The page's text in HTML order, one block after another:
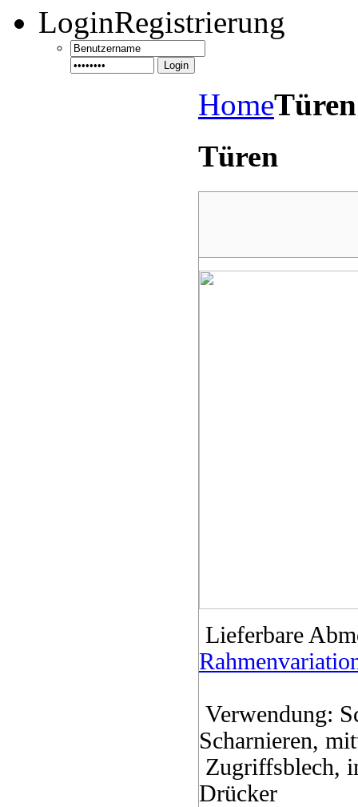
LoginRegistrierung
Login
HomeTüren
Türen
Lieferbare
Verwendung:
Scharnieren,
Zugriffsblech,
Drücker